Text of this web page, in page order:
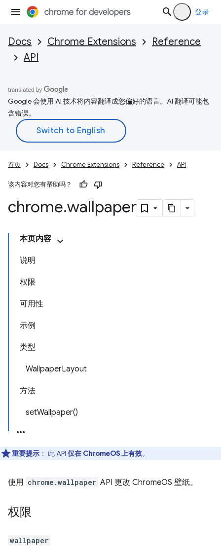
登录
Docs Chrome Extensions
Reference
API
Google 会使用 AI 技术将内容翻译成您偏好的语言。AI 翻译可能包
含错误。
首页 Docs Chrome Extensions Reference API
该内容对您有帮助吗？
chrome.wallpaper
本页内容
说明
权限
可用性
示例
类型
WallpaperLayout
方法
setWallpaper()
重要提示 ： 此 API 仅在 ChromeOS 上有效。
使用 chrome.wallpaper API 更改 ChromeOS 壁纸。
权限
wallpaper